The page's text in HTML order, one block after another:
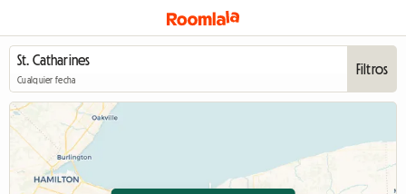
Cualquier fecha
Filtros